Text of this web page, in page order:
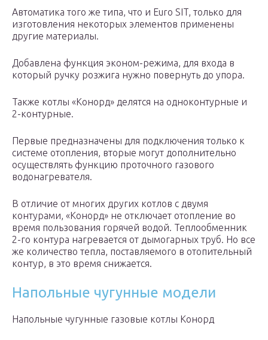
Автоматика того же типа, что и Euro SIT, только для
изготовления некоторых элементов применены
другие материалы.
Добавлена функция эконом-режима, для входа в
который ручку розжига нужно повернуть до упора.
Также котлы «Конорд» делятся на одноконтурные и
2-контурные.
Первые предназначены для подключения только к
системе отопления, вторые могут дополнительно
осуществлять функцию проточного газового
водонагревателя.
В отличие от многих других котлов с двумя
контурами, «Конорд» не отключает отопление во
время пользования горячей водой. Теплообменник
2-го контура нагревается от дымогарных труб. Но все
же количество тепла, поставляемого в отопительный
контур, в это время снижается.
Напольные чугунные модели
Напольные чугунные газовые котлы Конорд